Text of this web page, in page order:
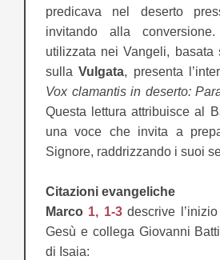
predicava nel deserto
invitando alla
utilizzata nei Vangeli, basata
sullaVulgata, presenta
Vox clamantis in deserto:
Questa lettura attribuisce al
una voce che invita a
Signore, raddrizzando i suoi
Citazioni evangeliche
Marco 1, 1-3descrive
Gesù e collega Giovanni
di Isaia: